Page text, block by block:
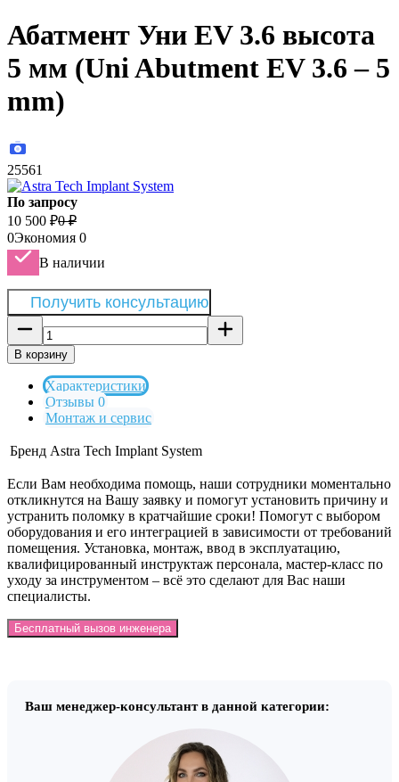
Абатмент Уни EV 3.6 высота
5 мм (Uni Abutment EV 3.6 – 5
mm)
25561
По запросу
10 500 ₽0 ₽
0Экономия 0
В наличии
Получить консультацию
В корзину
Характеристики
Отзывы 0
Монтаж и сервис
Бренд Astra Tech Implant System
Если Вам необходима помощь, наши сотрудники моментально
откликнутся на Вашу заявку и помогут установить причину и
устранить поломку в кратчайшие сроки! Помогут с выбором
оборудования и его интеграцией в зависимости от требований
помещения. Установка, монтаж, ввод в эксплуатацию,
квалифицированный инструктаж персонала, мастер-класс по
уходу за инструментом – всё это сделают для Вас наши
специалисты.
Бесплатный вызов инженера
Ваш менеджер-консультант в данной категории: